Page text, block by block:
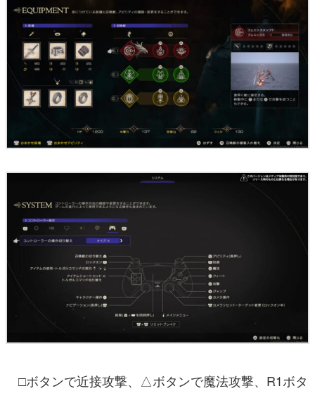
□ボタンで近接攻撃、△ボタンで魔法攻撃、R1ボタ